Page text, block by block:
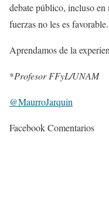
debate público, incluso
fuerzas no les es favorable.
Aprendamos de la
*Profesor FFyL/UNAM
@MaurroJarquin
Facebook Comentarios